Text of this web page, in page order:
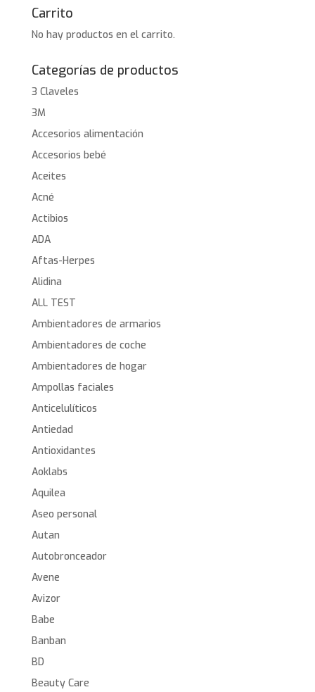
Carrito
No hay productos en el carrito.
Categorías de productos
3 Claveles
3M
Accesorios alimentación
Accesorios bebé
Aceites
Acné
Actibios
ADA
Aftas-Herpes
Alidina
ALL TEST
Ambientadores de armarios
Ambientadores de coche
Ambientadores de hogar
Ampollas faciales
Anticelulíticos
Antiedad
Antioxidantes
Aoklabs
Aquilea
Aseo personal
Autan
Autobronceador
Avene
Avizor
Babe
Banban
BD
Beauty Care